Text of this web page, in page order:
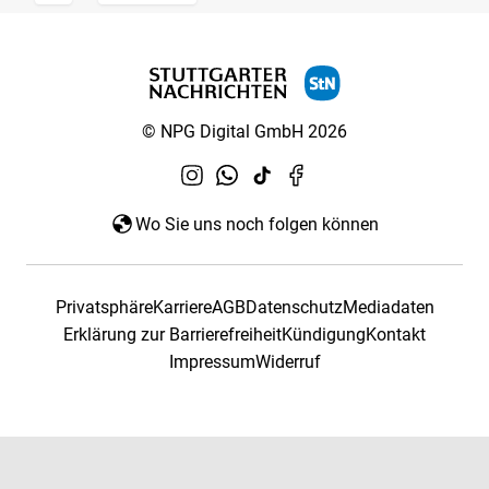
© NPG Digital GmbH 2026
Wo Sie uns noch folgen können
PrivatsphäreKarriereAGBDatenschutzMediadaten
Erklärung zur BarrierefreiheitKündigungKontakt
ImpressumWiderruf